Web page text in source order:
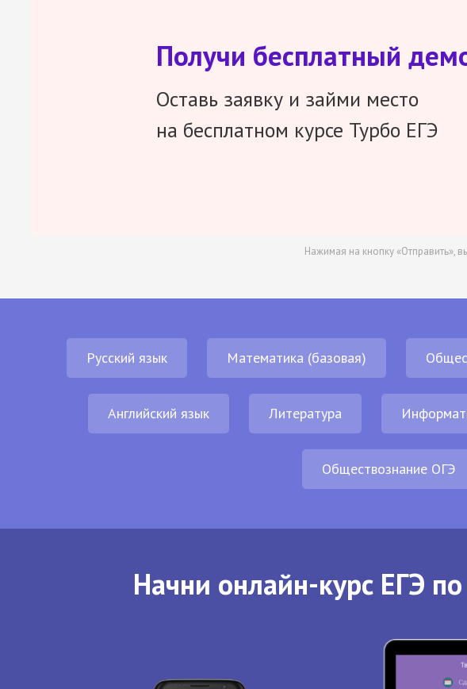
Получи бесплатный
Оставь заявку и займи место
на бесплатном курсе Турбо ЕГЭ
Нажимая на кнопку «Отправить»,
Русский язык Математика (базовая)
Английский язык Литература
Обществознание ОГЭ
Начни онлайн-курс ЕГЭ